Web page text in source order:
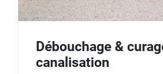
Débouchage &
canalisation